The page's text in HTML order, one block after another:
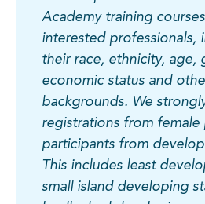
Academy training
interested professionals,
their race, ethnicity, age,
economic status and
backgrounds. We
registrations from female
participants from
This includes least
small island developing